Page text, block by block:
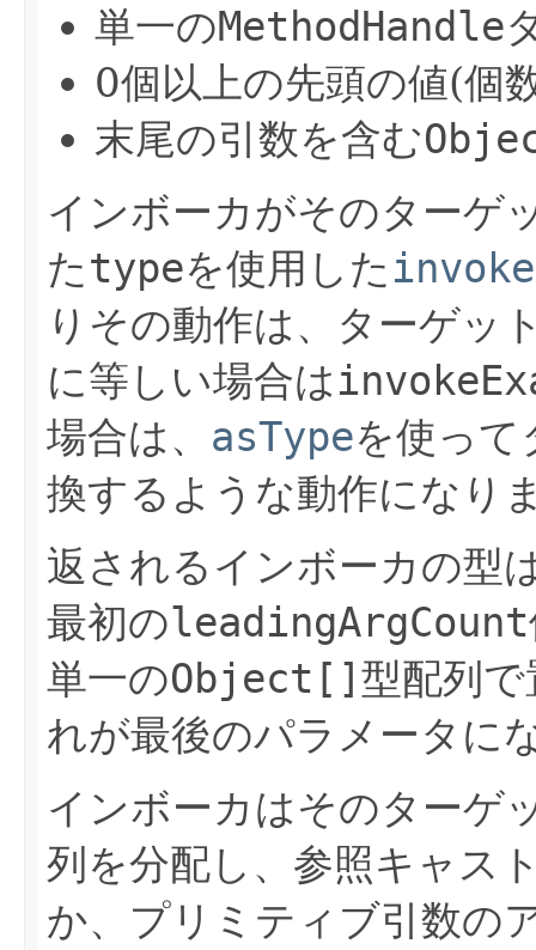
単一のMethodHandle
0個以上の先頭の値(個
末尾の引数を含む
インボーカがそのターゲ
たtypeを使用した invoke
りその動作は、ターゲッ
に等しい場合は
場合は、 asTypeを使って
換するような動作になり
返されるインボーカの型
最初のleadingArgCount
単一のObject[]型配列
れが最後のパラメータに
インボーカはそのターゲ
列を分配し、参照キャス
か、プリミティブ引数の